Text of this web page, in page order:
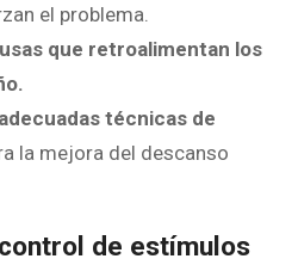
el problema.
que retroalimentan los
técnicas de
la mejora del descanso
de estímulos